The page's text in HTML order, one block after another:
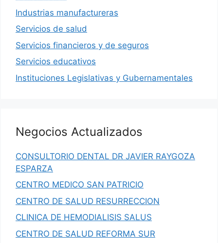
Industrias manufactureras
Servicios de salud
Servicios financieros y de seguros
Servicios educativos
Instituciones Legislativas y Gubernamentales
Negocios Actualizados
CONSULTORIO DENTAL DR JAVIER RAYGOZA
ESPARZA
CENTRO MEDICO SAN PATRICIO
CENTRO DE SALUD RESURRECCION
CLINICA DE HEMODIALISIS SALUS
CENTRO DE SALUD REFORMA SUR